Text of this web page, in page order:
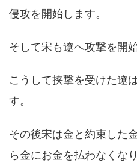
侵攻を開始します。
そして宋も遼へ攻撃を開始
こうして挟撃を受けた遼
す。
その後宋は金と約束した
ら金にお金を払わなくなり